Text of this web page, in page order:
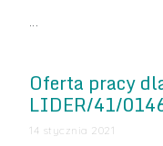
…
Oferta pracy
LIDER/41/
14 stycznia 2021